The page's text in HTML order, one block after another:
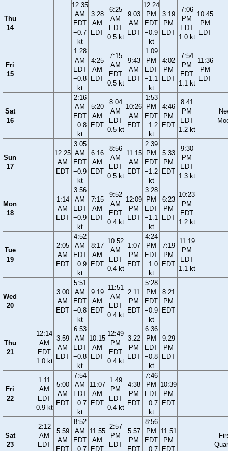
Thu
14
12:35
AM
EDT
−0.7
kt
3:28
AM
EDT
6:25
AM
EDT
0.5 kt
9:03
AM
EDT
12:24
PM
EDT
−0.9
kt
3:19
PM
EDT
7:06
PM
EDT
1.0 kt
10:45
PM
EDT
Fri
15
1:28
AM
EDT
−0.8
kt
4:25
AM
EDT
7:15
AM
EDT
0.5 kt
9:43
AM
EDT
1:09
PM
EDT
−1.1
kt
4:02
PM
EDT
7:54
PM
EDT
1.1 kt
11:36
PM
EDT
Sat
16
2:16
AM
EDT
−0.8
kt
5:20
AM
EDT
8:04
AM
EDT
0.5 kt
10:26
AM
EDT
1:53
PM
EDT
−1.2
kt
4:46
PM
EDT
8:41
PM
EDT
1.2 kt
Sun
17
12:25
AM
EDT
3:05
AM
EDT
−0.9
kt
6:16
AM
EDT
8:56
AM
EDT
0.5 kt
11:15
AM
EDT
2:39
PM
EDT
−1.2
kt
5:33
PM
EDT
9:30
PM
EDT
1.3 kt
Mon
18
1:14
AM
EDT
3:56
AM
EDT
−0.9
kt
7:15
AM
EDT
9:52
AM
EDT
0.4 kt
12:09
PM
EDT
3:28
PM
EDT
−1.1
kt
6:23
PM
EDT
10:23
PM
EDT
1.2 kt
Tue
19
2:05
AM
EDT
4:52
AM
EDT
−0.9
kt
8:17
AM
EDT
10:52
AM
EDT
0.4 kt
1:07
PM
EDT
4:24
PM
EDT
−1.0
kt
7:19
PM
EDT
11:19
PM
EDT
1.1 kt
Wed
20
3:00
AM
EDT
5:51
AM
EDT
−0.8
kt
9:19
AM
EDT
11:51
AM
EDT
0.4 kt
2:11
PM
EDT
5:28
PM
EDT
−0.9
kt
8:21
PM
EDT
Thu
21
12:14
AM
EDT
1.0 kt
3:59
AM
EDT
6:53
AM
EDT
−0.8
kt
10:15
AM
EDT
12:49
PM
EDT
0.4 kt
3:22
PM
EDT
6:36
PM
EDT
−0.8
kt
9:29
PM
EDT
Fri
22
1:11
AM
EDT
0.9 kt
5:00
AM
EDT
7:54
AM
EDT
−0.7
kt
11:07
AM
EDT
1:49
PM
EDT
0.4 kt
4:38
PM
EDT
7:46
PM
EDT
−0.7
kt
10:39
PM
EDT
Sat
23
2:12
AM
EDT
5:59
AM
EDT
8:52
AM
EDT
−0.7
11:55
AM
EDT
2:57
PM
EDT
5:57
PM
EDT
8:56
PM
EDT
−0.7
11:51
PM
EDT